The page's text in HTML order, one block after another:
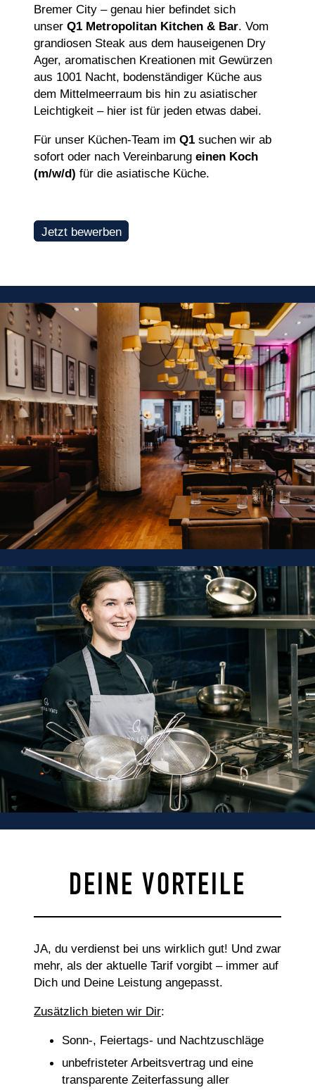
Bremer City – genau hier befindet sich
unser Q1 Metropolitan Kitchen & Bar. Vom
grandiosen Steak aus dem hauseigenen Dry
Ager, aromatischen Kreationen mit Gewürzen
aus 1001 Nacht, bodenständiger Küche aus
dem Mittelmeerraum bis hin zu asiatischer
Leichtigkeit – hier ist für jeden etwas dabei.
Für unser Küchen-Team im Q1 suchen wir ab
sofort oder nach Vereinbarung einen Koch
(m/w/d) für die asiatische Küche.
Jetzt bewerben
DEINE VORTEILE
JA, du verdienst bei uns wirklich gut! Und zwar
mehr, als der aktuelle Tarif vorgibt – immer auf
Dich und Deine Leistung angepasst.
Zusätzlich bieten wir Dir:
Sonn-, Feiertags- und Nachtzuschläge
unbefristeter Arbeitsvertrag und eine
transparente Zeiterfassung aller